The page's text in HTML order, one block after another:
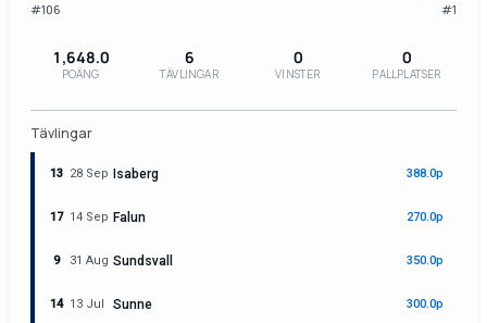
#106 #1
1,648.0
POÄNG
6
TÄVLINGAR
0
VINSTER
0
PALLPLATSER
Tävlingar
13 28 Sep Isaberg 388.0p
17 14 Sep Falun 270.0p
9 31 Aug Sundsvall 350.0p
14 13 Jul Sunne 300.0p